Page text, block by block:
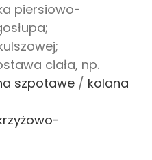
piersiowo-
ciała, np.
szpotawe / kolana